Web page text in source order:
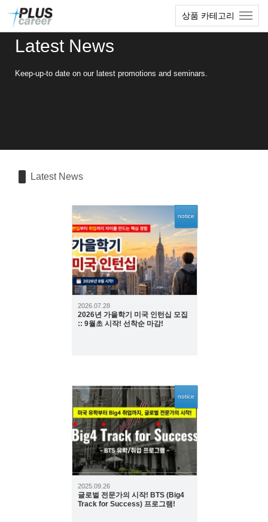
상품 카테고리
Latest News
Keep-up-to date on our latest promotions and seminars.
Latest News
notice
84
2026.07.28
2026년 가을학기 미국 인턴십 모집
:: 9월초 시작! 선착순 마감!
notice
2354
2025.09.26
글로벌 전문가의 시작! BTS (Big4
Track for Success) 프로그램!